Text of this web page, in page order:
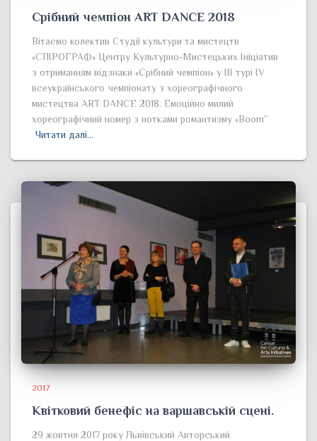
Срібний чемпіон ART DANCE 2018
Вітаємо колектив Студії культури та мистецтв
«СПІРОГРАФ» Центру Культурно-Мистецьких Ініціатив
з отриманням відзнаки «Срібний чемпіон» у ІІІ турі IV
всеукраїнського чемпіонату з хореографічного
мистецтва ART DANCE 2018. Емоційно милий
хореографічний номер з нотками романтизму «Boom”
Читати далі…
2017
Квітковий бенефіс на варшавській сцені.
29 жовтня 2017 року Львівський Авторський